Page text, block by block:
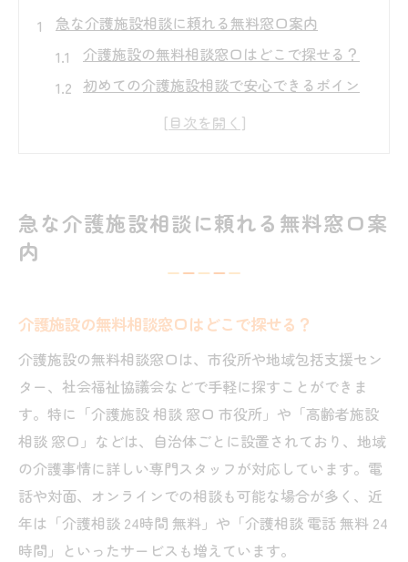
急な介護施設相談に頼れる無料窓口案内
介護施設の無料相談窓口はどこで探せる？
初めての介護施設相談で安心できるポイン
介護施設相談窓口の選び方と注意点を解説
市役所や公的窓口で受けられる介護施設相
談
介護施設相談員による具体的なサポート内
容
介護施設相談は電話と対面どちらが便利？
介護施設相談時に準備しておきたいこと
市役所などで受けられる介護施設の相談方法
市役所で利用できる介護施設相談サービス
急な介護施設相談に頼れる無料窓口案
内
介護施設の無料相談窓口はどこで探せる？
介護施設の無料相談窓口は、市役所や地域包括支援セン
ター、社会福祉協議会などで手軽に探すことができま
す。特に「介護施設 相談 窓口 市役所」や「高齢者施設
相談 窓口」などは、自治体ごとに設置されており、地域
の介護事情に詳しい専門スタッフが対応しています。電
話や対面、オンラインでの相談も可能な場合が多く、近
年は「介護相談 24時間 無料」や「介護相談 電話 無料 24
時間」といったサービスも増えています。